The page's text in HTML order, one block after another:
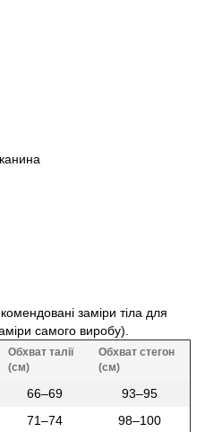
заміри тіла для
самого виробу).
Обхват талії
(см)
Обхват стегон
(см)
66–69
93–95
71–74 98–100